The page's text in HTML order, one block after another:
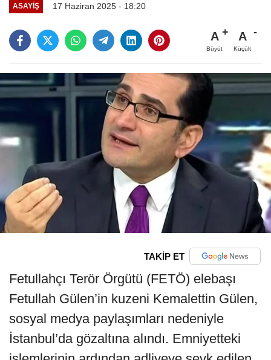
ASAYIŞ 17 Haziran 2025 - 18:20
A
Büyüt
A
Küçült
TAKİP ET
Fetullahçı Terör Örgütü (FETÖ) elebaşı
Fetullah Gülen’in kuzeni Kemalettin Gülen,
sosyal medya paylaşımları nedeniyle
İstanbul’da gözaltına alındı. Emniyetteki